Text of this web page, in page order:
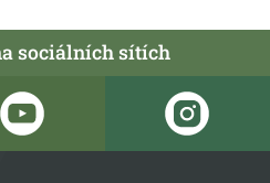
sociálních sítích